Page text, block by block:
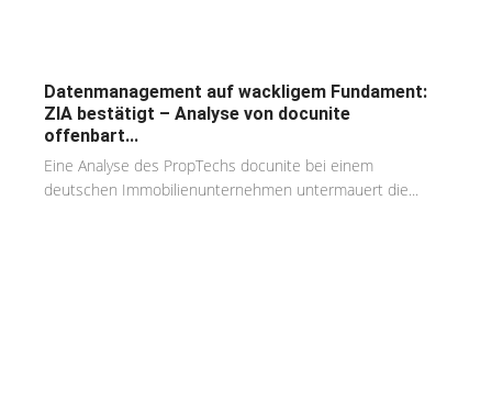
Datenmanagement auf wackligem Fundament:
ZIA bestätigt – Analyse von docunite
offenbart...
Eine Analyse des PropTechs docunite bei einem
deutschen Immobilienunternehmen untermauert die...